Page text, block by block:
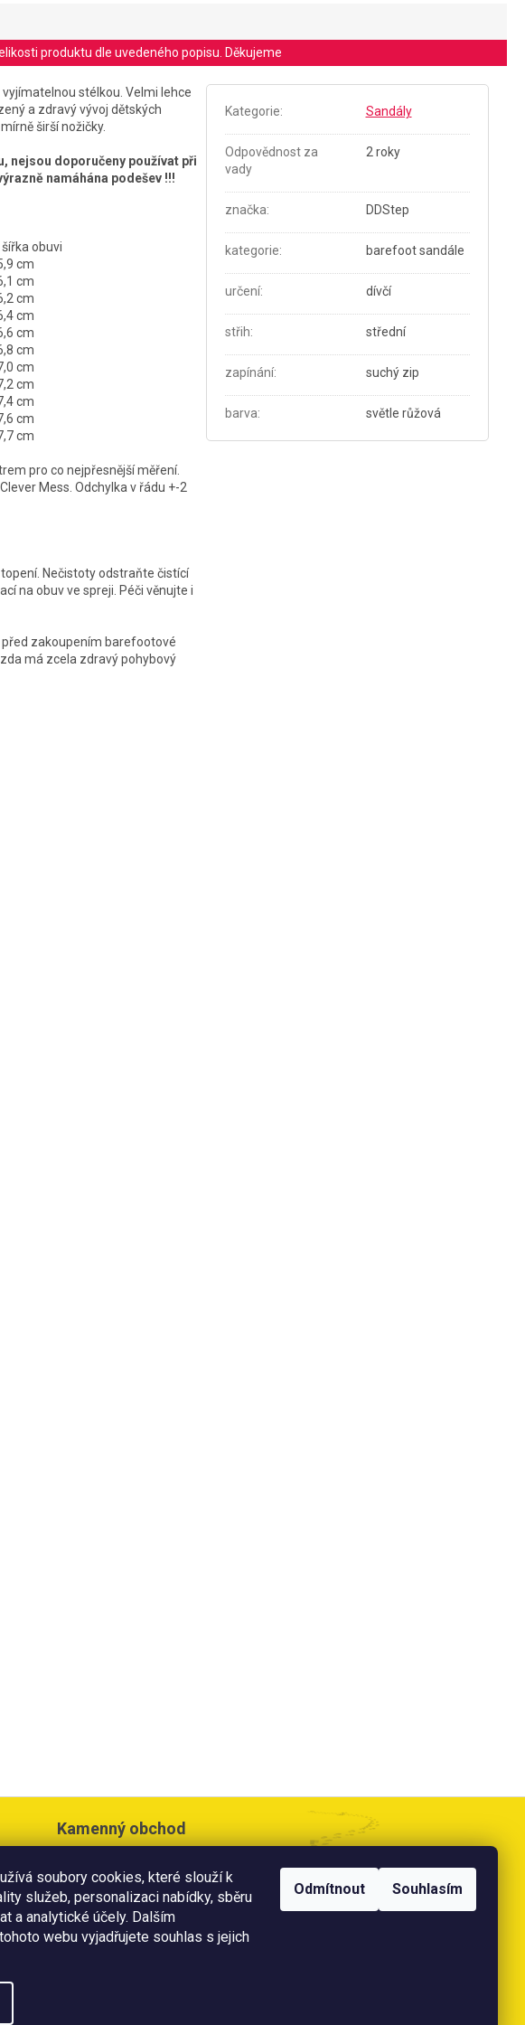
soubory cookies, které slouží k
služeb, personalizaci nabídky, sběru
a analytické účely. Dalším
webu vyjadřujete souhlas s jejich
Odmítnout Souhlasím
produktu dle uvedeného popisu. Děkujeme
stélkou. Velmi lehce
a zdravý vývoj dětských
širší nožičky.
nejsou doporučeny používat při
namáhána podešev !!!
obuvi
cm
cm
cm
cm
cm
cm
cm
cm
cm
cm
cm
pro co nejpřesnější měření.
Mess. Odchylka v řádu +-2
Nečistoty odstraňte čistící
na obuv ve spreji. Péči věnujte i
zakoupením barefootové
má zcela zdravý pohybový
Kategorie: Sandály
Odpovědnost za
vady
2 roky
značka: DDStep
kategorie: barefoot sandále
určení: dívčí
střih: střední
zapínání: suchý zip
barva: světle růžová
Kamenný obchod
Litoměřice
Otevírací doba:
Po-Pá: 8:30 - 17:00 hod